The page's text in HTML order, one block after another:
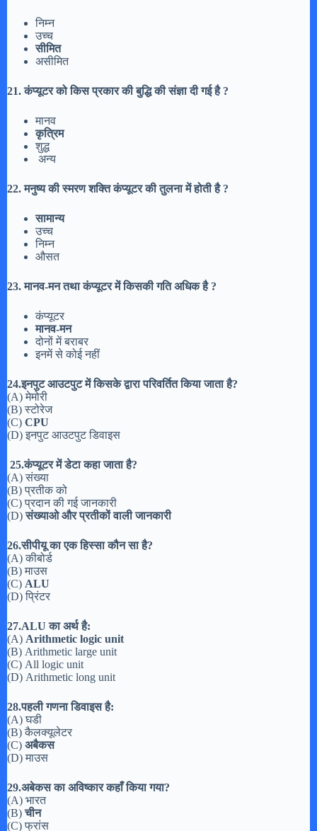
निम्न
उच्च
सीमित
असीमित
21. कंप्यूटर को किस प्रकार की बुद्धि की संज्ञा दी गई है ?
मानव
कृत्रिम
शुद्ध
अन्य
22. मनुष्य की स्मरण शक्ति कंप्यूटर की तुलना में होती है ?
सामान्य
उच्च
निम्न
औसत
23. मानव-मन तथा कंप्यूटर में किसकी गति अधिक है ?
कंप्यूटर
मानव-मन
दोनों में बराबर
इनमें से कोई नहीं
24.इनपुट आउटपुट में किसके द्वारा परिवर्तित किया जाता है?
(A) मेमोरी
(B) स्टोरेज
(C) CPU
(D) इनपुट आउटपुट डिवाइस
25.कंप्यूटर में डेटा कहा जाता है?
(A) संख्या
(B) प्रतीक को
(C) प्रदान की गई जानकारी
(D)संख्याओ और प्रतीकों वाली जानकारी
26.सीपीयू का एक हिस्सा कौन सा है?
(A) कीबोर्ड
(B) माउस
(C) ALU
(D) प्रिंटर
27.ALU का अर्थ है:
(A) Arithmetic logic unit
(B) Arithmetic large unit
(C) All logic unit
(D) Arithmetic long unit
28.पहली गणना डिवाइस है:
(A) घडी
(B) कैलक्यूलेटर
(C) अबैकस
(D) माउस
29.अबेकस का अविष्कार कहाँ किया गया?
(A) भारत
(B)चीन
(C) फ्रांस